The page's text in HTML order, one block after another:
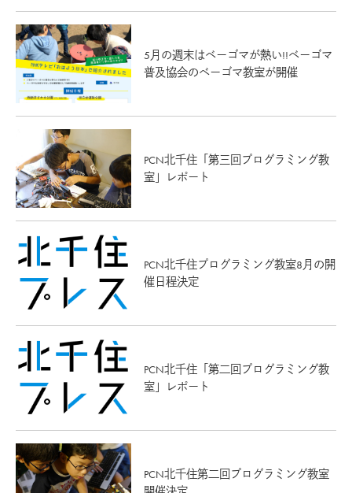
5月の週末はベーゴマが熱い!!ベーゴマ
普及協会のベーゴマ教室が開催
PCN北千住「第三回プログラミング教
室」レポート
PCN北千住プログラミング教室8月の開
催日程決定
PCN北千住「第二回プログラミング教
室」レポート
PCN北千住第二回プログラミング教室